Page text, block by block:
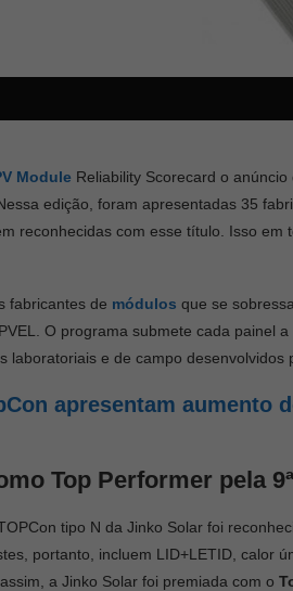
Module Reliability Scorecard o
Nessa edição, foram apresentadas 35
reconhecidas com esse título. Isso em
fabricantes de módulos que se
O programa submete cada painel
e de campo desenvolvidos
apresentam aumento
Top Performer pela
tipo N da Jinko Solar foi
portanto, incluem LID+LETID, calor
a Jinko Solar foi premiada com o